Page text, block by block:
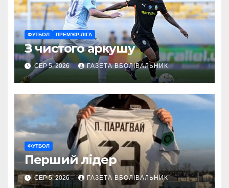
ФУТБОЛ ПРЕМ’ЄР-ЛІГА
З чистого аркушу
СЕР 5, 2026 ГАЗЕТА ВБОЛІВАЛЬНИК
ФУТБОЛ
Перший лідер
СЕР 5, 2026 ГАЗЕТА ВБОЛІВАЛЬНИК